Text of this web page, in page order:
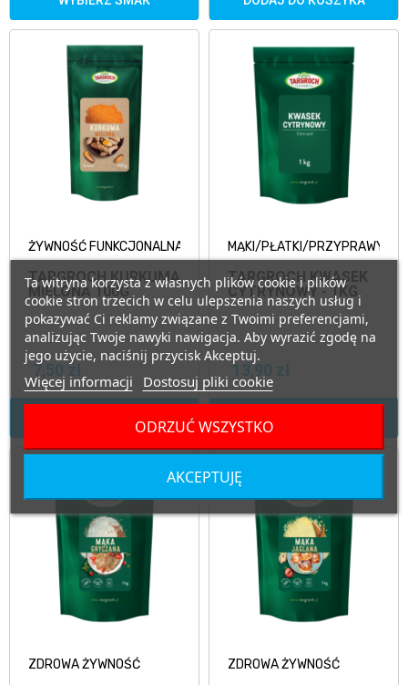
ŻYWNOŚĆ FUNKCJONALNA
TARGROCH KURKUMA
MIELONA 100G
7,50 zł
MĄKI/PŁATKI/PRZYPRAWY
TARGROCH KWASEK
CYTRYNOWY - 1KG
13,90 zł
ZDROWA ŻYWNOŚĆ ZDROWA ŻYWNOŚĆ
Ta witryna korzysta z własnych plików cookie i plików
cookie stron trzecich w celu ulepszenia naszych usług i
pokazywać Ci reklamy związane z Twoimi preferencjami,
analizując Twoje nawyki nawigacja. Aby wyrazić zgodę na
jego użycie, naciśnij przycisk Akceptuj.
Więcej informacji Dostosuj pliki cookie
ODRZUĆ WSZYSTKO
AKCEPTUJĘ